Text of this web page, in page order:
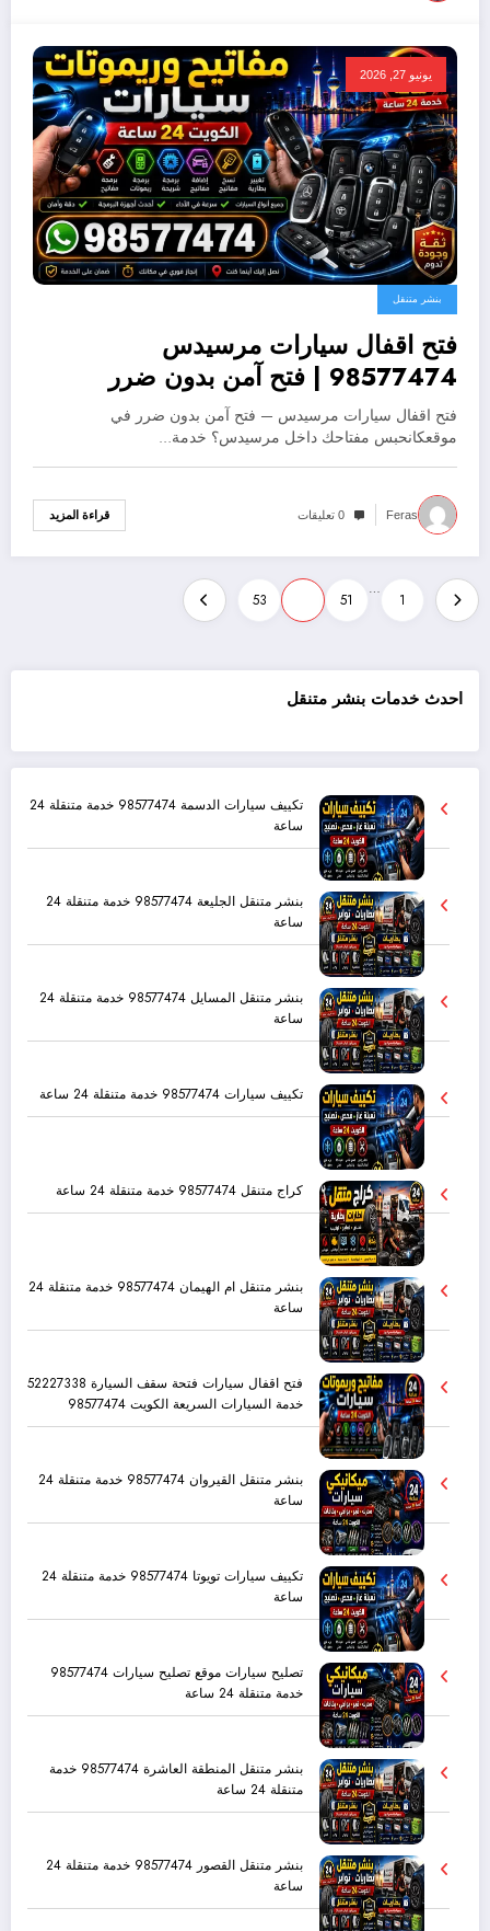
يونيو 27, 2026
بنشر متنقل
فتح اقفال سيارات مرسيدس
98577474 | فتح آمن بدون ضرر
فتح اقفال سيارات مرسيدس — فتح آمن بدون ضرر في
موقعكانحبس مفتاحك داخل مرسيدس؟ خدمة…
Feras 0 تعليقات قراءة المزيد
1
…
51
53
احدث خدمات بنشر متنقل
تكييف سيارات الدسمة 98577474 خدمة متنقلة 24
ساعة
بنشر متنقل الجليعة 98577474 خدمة متنقلة 24
ساعة
بنشر متنقل المسايل 98577474 خدمة متنقلة 24
ساعة
تكييف سيارات 98577474 خدمة متنقلة 24 ساعة
كراج متنقل 98577474 خدمة متنقلة 24 ساعة
بنشر متنقل ام الهيمان 98577474 خدمة متنقلة 24
ساعة
فتح اقفال سيارات فتحة سقف السيارة 52227338
خدمة السيارات السريعة الكويت 98577474
بنشر متنقل القيروان 98577474 خدمة متنقلة 24
ساعة
تكييف سيارات تويوتا 98577474 خدمة متنقلة 24
ساعة
تصليح سيارات موقع تصليح سيارات 98577474
خدمة متنقلة 24 ساعة
بنشر متنقل المنطقة العاشرة 98577474 خدمة
متنقلة 24 ساعة
بنشر متنقل القصور 98577474 خدمة متنقلة 24
ساعة